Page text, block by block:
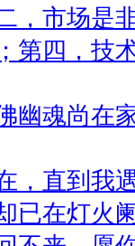
，市场是
第四，技
幽魂尚在
，直到我
已在灯火